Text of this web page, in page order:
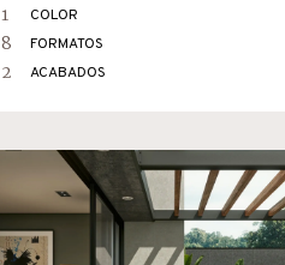
1 COLOR
8 FORMATOS
2 ACABADOS